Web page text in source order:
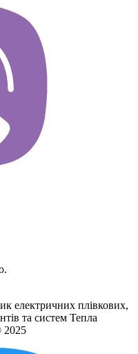
електричних плівкових,
та систем Тепла
2025